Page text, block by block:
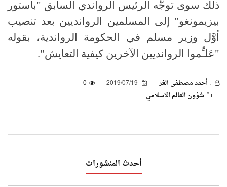
ذلك سوى توجَّه الرئيس الرواندي السابق "باستور
بيزيمونغو" إلى المسلمين الروانديين بعد تنصيب
أوَّل وزير مسلم في الحكومة الرواندية، بقوله
"عَلـِّموا الروانديين الآخرين كيفية التعايش".
. أحمد مصطفى الغر
0
شؤون العالم الاسلامي
أحدث المنشورات